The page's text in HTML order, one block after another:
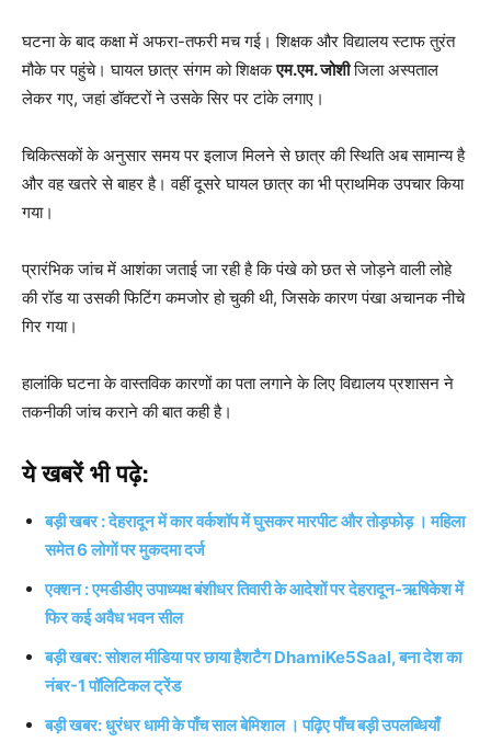
घटना के बाद कक्षा में अफरा-तफरी मच गई। शिक्षक और विद्यालय स्टाफ तुरंत
मौके पर पहुंचे। घायल छात्र संगम को शिक्षकएम.एम. जोशीजिला अस्पताल
लेकर गए, जहां डॉक्टरों ने उसके सिर पर टांके लगाए।
चिकित्सकों के अनुसार समय पर इलाज मिलने से छात्र की स्थिति अब सामान्य है
और वह खतरे से बाहर है। वहीं दूसरे घायल छात्र का भी प्राथमिक उपचार किया
गया।
प्रारंभिक जांच में आशंका जताई जा रही है कि पंखे को छत से जोड़ने वाली लोहे
की रॉड या उसकी फिटिंग कमजोर हो चुकी थी, जिसके कारण पंखा अचानक नीचे
गिर गया।
हालांकि घटना के वास्तविक कारणों का पता लगाने के लिए विद्यालय प्रशासन ने
तकनीकी जांच कराने की बात कही है।
ये खबरें भी पढ़े:
बड़ी खबर : देहरादून में कार वर्कशॉप में घुसकर मारपीट और तोड़फोड़ । महिला
समेत 6 लोगों पर मुकदमा दर्ज
एक्शन : एमडीडीए उपाध्यक्ष बंशीधर तिवारी के आदेशों पर देहरादून-ऋषिकेश में
फिर कई अवैध भवन सील
बड़ी खबर: सोशल मीडिया पर छाया हैशटैग DhamiKe5Saal, बना देश का
नंबर-1 पॉलिटिकल ट्रेंड
बड़ी खबर: धुरंधर धामी के पाँच साल बेमिशाल । पढ़िए पाँच बड़ी उपलब्धियाँ